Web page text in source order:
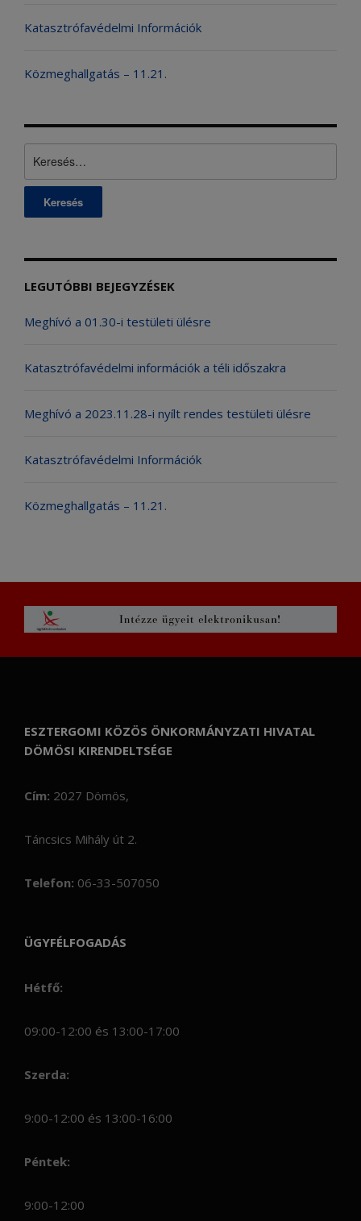
Katasztrófavédelmi Információk
Közmeghallgatás – 11.21.
LEGUTÓBBI BEJEGYZÉSEK
Meghívó a 01.30-i testületi ülésre
Katasztrófavédelmi információk a téli időszakra
Meghívó a 2023.11.28-i nyílt rendes testületi ülésre
Katasztrófavédelmi Információk
Közmeghallgatás – 11.21.
ESZTERGOMI KÖZÖS ÖNKORMÁNYZATI HIVATAL
DÖMÖSI KIRENDELTSÉGE
Cím: 2027 Dömös,
Táncsics Mihály út 2.
Telefon: 06-33-507050
ÜGYFÉLFOGADÁS
Hétfő:
09:00-12:00 és 13:00-17:00
Szerda:
9:00-12:00 és 13:00-16:00
Péntek:
9:00-12:00